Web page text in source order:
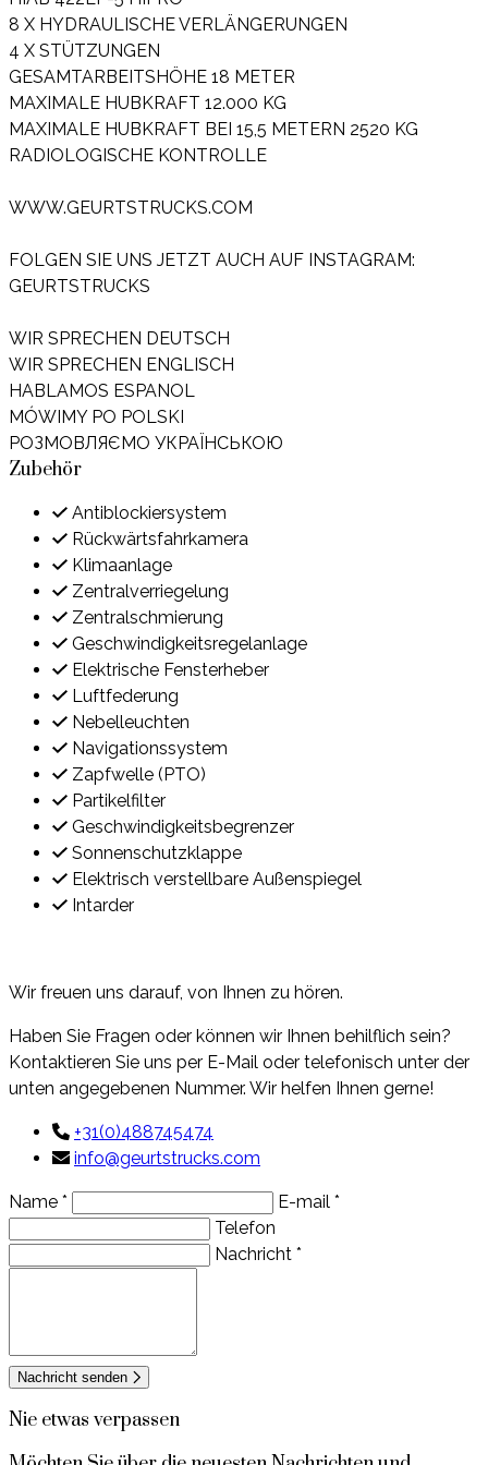
8 X HYDRAULISCHE VERLÄNGERUNGEN
4 X STÜTZUNGEN
GESAMTARBEITSHÖHE 18 METER
MAXIMALE HUBKRAFT 12.000 KG
MAXIMALE HUBKRAFT BEI 15,5 METERN 2520 KG
RADIOLOGISCHE KONTROLLE
WWW.GEURTSTRUCKS.COM
FOLGEN SIE UNS JETZT AUCH AUF INSTAGRAM:
GEURTSTRUCKS
WIR SPRECHEN DEUTSCH
WIR SPRECHEN ENGLISCH
HABLAMOS ESPANOL
MÓWIMY PO POLSKI
РОЗМОВЛЯЄМО УКРАЇНСЬКОЮ
Zubehör
Antiblockiersystem
Rückwärtsfahrkamera
Klimaanlage
Zentralverriegelung
Zentralschmierung
Geschwindigkeitsregelanlage
Elektrische Fensterheber
Luftfederung
Nebelleuchten
Navigationssystem
Zapfwelle (PTO)
Partikelfilter
Geschwindigkeitsbegrenzer
Sonnenschutzklappe
Elektrisch verstellbare Außenspiegel
Intarder
Wir freuen uns darauf, von Ihnen zu hören.
Haben Sie Fragen oder können wir Ihnen behilflich sein?
Kontaktieren Sie uns per E-Mail oder telefonisch unter der
unten angegebenen Nummer. Wir helfen Ihnen gerne!
+31(0)488745474
info@geurtstrucks.com
Name *
E-mail *
Telefon
Nachricht *
Nachricht senden
Nie etwas verpassen